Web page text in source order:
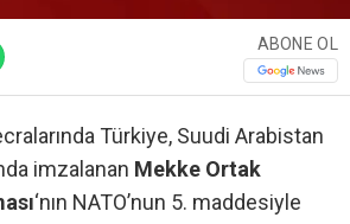
ABONE OL
Türkiye, Suudi Arabistan
imzalanan Mekke Ortak
‘nın NATO’nun 5. maddesiyle